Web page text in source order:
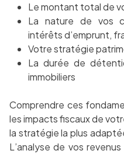
Le montant total de
La nature de vos
intérêts d’emprunt,
Votre stratégie
La durée de
immobiliers
Comprendre ces
les impacts fiscaux de
la stratégie la plus
L’analyse de vos